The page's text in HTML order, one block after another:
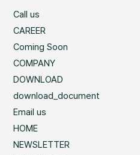
Call us
CAREER
Coming Soon
COMPANY
DOWNLOAD
download_document
Email us
HOME
NEWSLETTER